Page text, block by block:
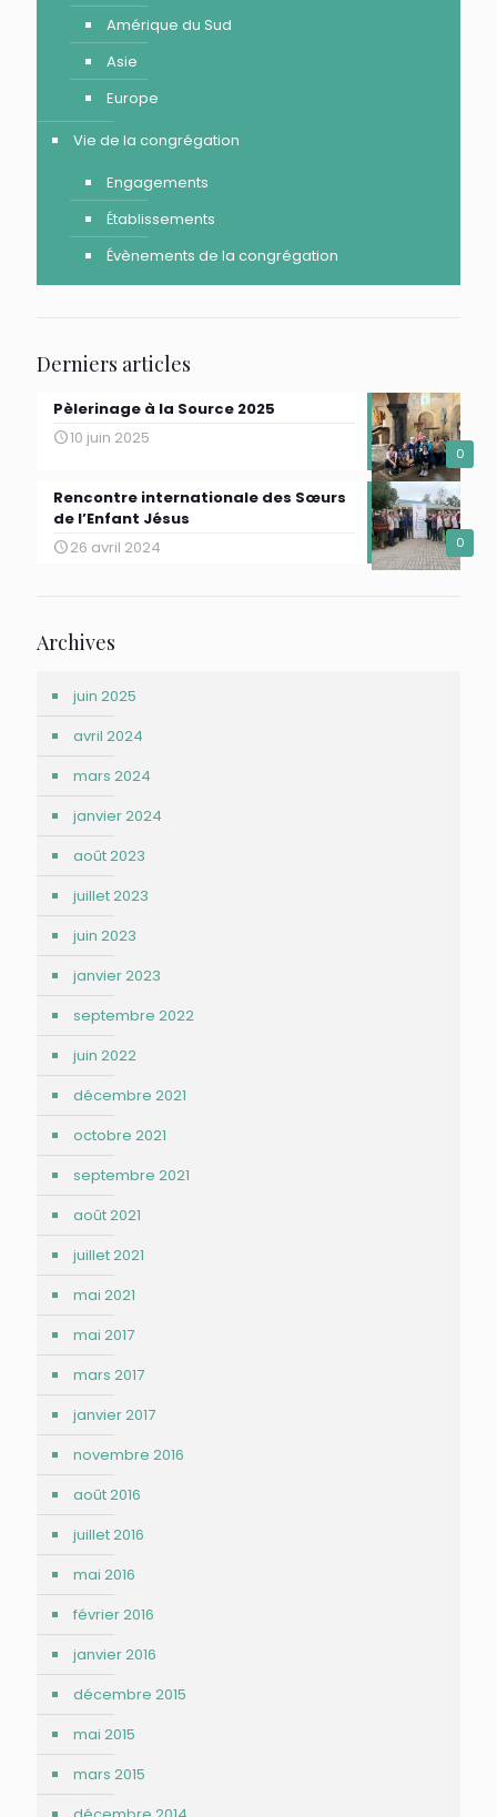
Amérique du Sud
Asie
Europe
Vie de la congrégation
Engagements
Établissements
Évènements de la congrégation
Derniers articles
0
Pèlerinage à la Source 2025
10 juin 2025
0
Rencontre internationale des Sœurs
de l’Enfant Jésus
26 avril 2024
Archives
juin 2025
avril 2024
mars 2024
janvier 2024
août 2023
juillet 2023
juin 2023
janvier 2023
septembre 2022
juin 2022
décembre 2021
octobre 2021
septembre 2021
août 2021
juillet 2021
mai 2021
mai 2017
mars 2017
janvier 2017
novembre 2016
août 2016
juillet 2016
mai 2016
février 2016
janvier 2016
décembre 2015
mai 2015
mars 2015